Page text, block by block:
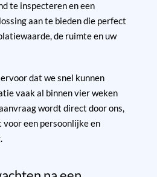
te inspecteren en een
aan te bieden die perfect
de ruimte en uw
dat we snel kunnen
vaak al binnen vier weken
wordt direct door ons,
voor een persoonlijke en